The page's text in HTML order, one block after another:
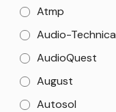
Atmp
Audio-Technica
AudioQuest
August
Autosol